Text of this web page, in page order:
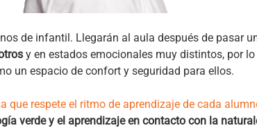
de infantil. Llegarán al aula después de pasar
y en estados emocionales muy distintos, por lo
un espacio de confort y seguridad para ellos.
que respete el ritmo de aprendizaje de cada
verde y el aprendizaje en contacto con la